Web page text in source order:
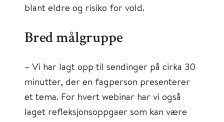
blant eldre og risiko for vold.
Bred målgruppe
– Vi har lagt opp til sendinger på cirka 30
minutter, der en fagperson presenterer
et tema. For hvert webinar har vi også
laget refleksjonsoppgaer som kan være